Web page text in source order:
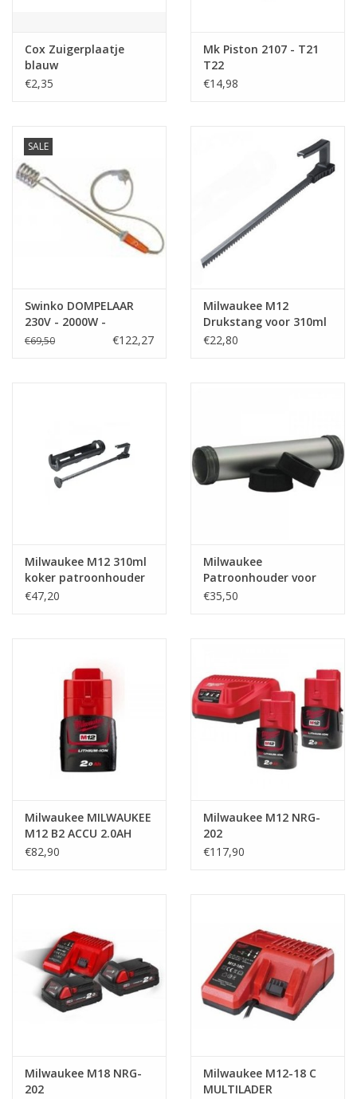
Cox Zuigerplaatje
blauw
€2,35
Mk Piston 2107 - T21
T22
€14,98
SALE
Swinko DOMPELAAR
230V - 2000W -
RESETAUTOMAAT
€69,50 €122,27
Milwaukee M12
Drukstang voor 310ml
patroonhouder
€22,80
Milwaukee M12 310ml
koker patroonhouder
voor C12 PCG
€47,20
Milwaukee
Patroonhouder voor
kitworsten 600ml
€35,50
Milwaukee MILWAUKEE
M12 B2 ACCU 2.0AH
€82,90
Milwaukee M12 NRG-
202
€117,90
Milwaukee M18 NRG-
202
Milwaukee M12-18 C
MULTILADER